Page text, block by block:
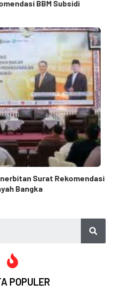
BBM Subsidi
Surat Rekomendasi
Bangka
POPULER